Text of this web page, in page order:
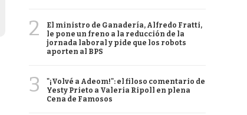
2
El ministro de Ganadería, Alfredo Fratti,
le pone un freno a la reducción de la
jornada laboral y pide que los robots
aporten al BPS
3
"¡Volvé a Adeom!": el filoso comentario de
Yesty Prieto a Valeria Ripoll en plena
Cena de Famosos